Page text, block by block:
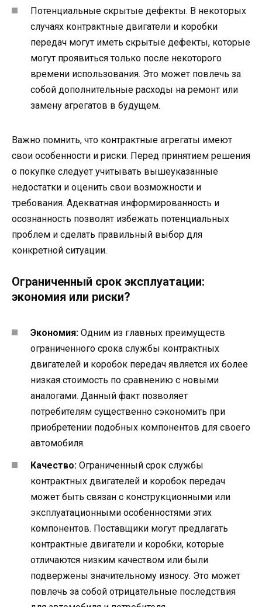
Потенциальные скрытые дефекты. В некоторых
случаях контрактные двигатели и коробки
передач могут иметь скрытые дефекты, которые
могут проявиться только после некоторого
времени использования. Это может повлечь за
собой дополнительные расходы на ремонт или
замену агрегатов в будущем.
Важно помнить, что контрактные агрегаты имеют
свои особенности и риски. Перед принятием решения
о покупке следует учитывать вышеуказанные
недостатки и оценить свои возможности и
требования. Адекватная информированность и
осознанность позволят избежать потенциальных
проблем и сделать правильный выбор для
конкретной ситуации.
Ограниченный срок эксплуатации:
экономия или риски?
Экономия: Одним из главных преимуществ
ограниченного срока службы контрактных
двигателей и коробок передач является их более
низкая стоимость по сравнению с новыми
аналогами. Данный факт позволяет
потребителям существенно сэкономить при
приобретении подобных компонентов для своего
автомобиля.
Качество: Ограниченный срок службы
контрактных двигателей и коробок передач
может быть связан с конструкционными или
эксплуатационными особенностями этих
компонентов. Поставщики могут предлагать
контрактные двигатели и коробки, которые
отличаются низким качеством или были
подвержены значительному износу. Это может
повлечь за собой отрицательные последствия